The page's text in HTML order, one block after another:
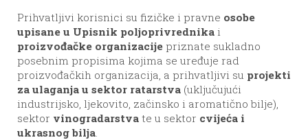
Prihvatljivi korisnici su fizičke i pravne osobe
upisane u Upisnik poljoprivrednikai
proizvođačke organizacijepriznate sukladno
posebnim propisima kojima se uređuje rad
proizvođačkih organizacija, a prihvatljivi su projekti
za ulaganja u sektor ratarstva(uključujući
industrijsko, ljekovito, začinsko i aromatično bilje),
sektor vinogradarstvate u sektor cvijeća i
ukrasnog bilja.